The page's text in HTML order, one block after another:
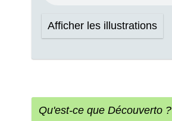
Afficher les illustrations
Qu'est-ce que Découverto ?